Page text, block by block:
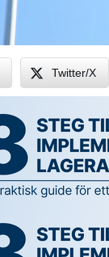
Twitter/X